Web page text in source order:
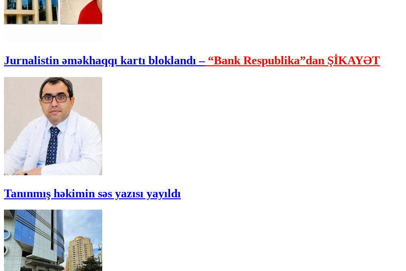
Jurnalistin əməkhaqqı kartı bloklandı –“Bank Respublika”dan ŞİKAYƏT
Tanınmış həkimin səs yazısı yayıldı